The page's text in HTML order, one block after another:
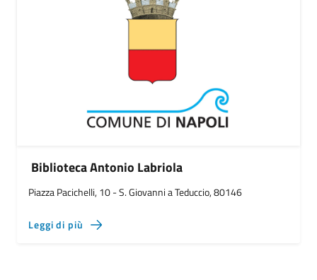
Biblioteca Antonio Labriola
Piazza Pacichelli, 10 - S. Giovanni a Teduccio, 80146
Leggi di più